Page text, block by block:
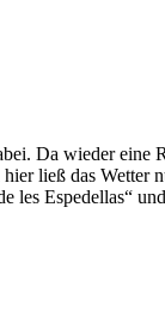
Da wieder eine
ließ das Wetter
les Espedellas“